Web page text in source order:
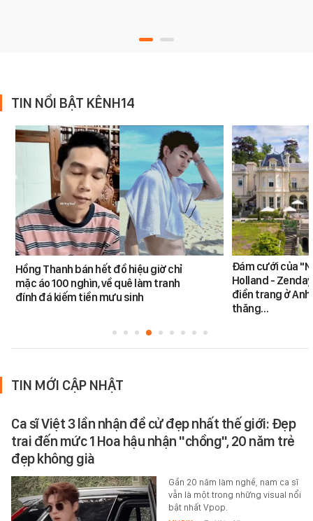
TIN NỔI BẬT KÊNH14
Hồng Thanh bán hết đồ hiệu giờ chỉ
mặc áo 100 nghìn, về quê làm tranh
đính đá kiếm tiền mưu sinh
Đám cưới của
Holland -
điền trang ở
thăng…
TIN MỚI CẬP NHẬT
Ca sĩ Việt 3 lần nhận đề cử đẹp nhất thế giới: Đẹp
trai đến mức 1 Hoa hậu nhận "chồng", 20 năm trẻ
đẹp không già
Gần 20 năm làm nghề, nam ca sĩ
vẫn là một trong những visual nổi
bật nhất Vpop.